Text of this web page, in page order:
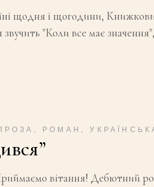
щодня і щогодини,
"Коли все має
ПРОЗА , РОМАН,
вітання! Дебютний